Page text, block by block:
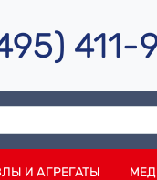
И АГРЕГАТЫ